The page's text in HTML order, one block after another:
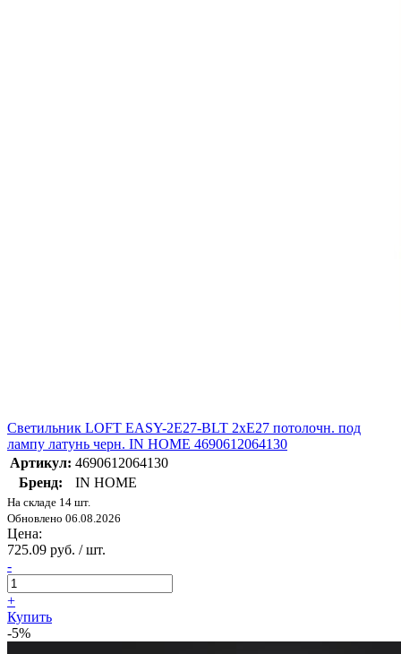
Светильник LOFT EASY-2Е27-BLT 2хE27 потолочн. под
лампу латунь черн. IN HOME 4690612064130
Артикул: 4690612064130
Бренд:
IN HOME
На складе 14 шт.
Обновлено 06.08.2026
Цена:
725.09 руб. / шт.
-
+
Купить
-5%